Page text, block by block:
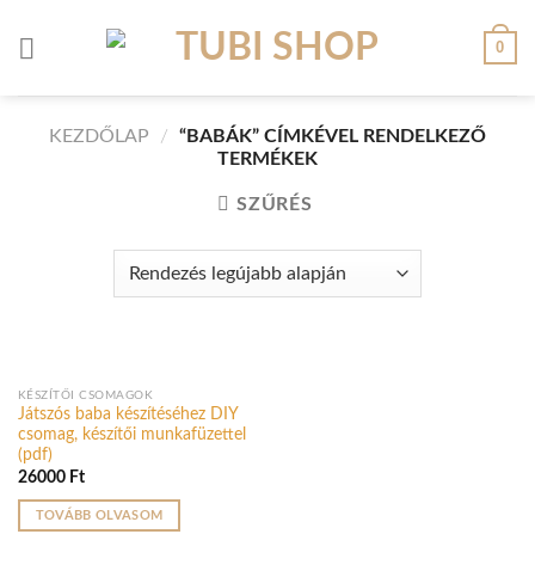
0
KEZDŐLAP /
“BABÁK” CÍMKÉVEL RENDELKEZŐ
TERMÉKEK
SZŰRÉS
ELFOGYOTT
KÉSZÍTŐI CSOMAGOK
Játszós baba készítéséhez DIY
csomag, készítői munkafüzettel
(pdf)
26000 Ft
TOVÁBB OLVASOM